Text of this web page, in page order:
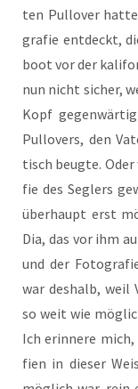
ten Pull­over
gra­fie ent­deckt,
boot vor der
nun nicht sicher,
Kopf
Pull­overs, den
tisch beug­te.
fie des Seg­lers
über­haupt erst
Dia, das vor ihm
und der
war des­halb,
so weit wie
Ich erin­ne­re
fien in die­ser